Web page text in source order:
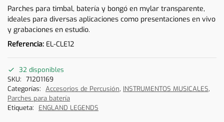
Parches para timbal, batería y bongó en mylar transparente,
ideales para diversas aplicaciones como presentaciones en vivo
y grabaciones en estudio.
Referencia: EL-CLE12
32 disponibles
SKU: 71201169
Categorías: Accesorios de Percusión, INSTRUMENTOS MUSICALES,
Parches para batería
Etiqueta:
ENGLAND LEGENDS